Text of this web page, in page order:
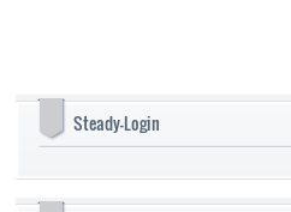
Steady-Login